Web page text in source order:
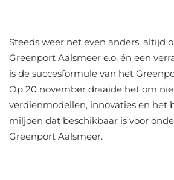
Steeds weer net even anders, altijd
Greenport Aalsmeer e.o. én een
is de succesformule van het
Op 20 november draaide het om
verdienmodellen, innovaties en het
miljoen dat beschikbaar is voor
Greenport Aalsmeer.